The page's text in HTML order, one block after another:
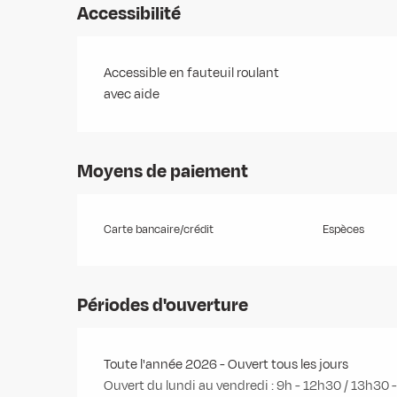
Accessibilité
Accessible en fauteuil roulant
avec aide
Moyens de paiement
Carte bancaire/crédit Espèces
Périodes d'ouverture
Toute l'année 2026 - Ouvert tous les jours
Ouvert du lundi au vendredi : 9h - 12h30 / 13h30